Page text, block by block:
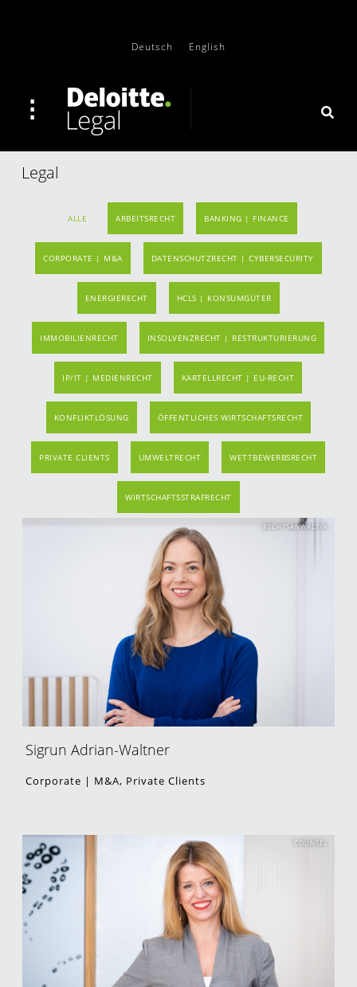
Deutsch English
Legal
ALLE ARBEITSRECHT BANKING | FINANCE
CORPORATE | M&A DATENSCHUTZRECHT | CYBERSECURITY
ENERGIERECHT HCLS | KONSUMGÜTER
IMMOBILIENRECHT INSOLVENZRECHT | RESTRUKTURIERUNG
IP/IT | MEDIENRECHT KARTELLRECHT | EU-RECHT
KONFLIKTLÖSUNG ÖFFENTLICHES WIRTSCHAFTSRECHT
PRIVATE CLIENTS UMWELTRECHT WETTBEWERBSRECHT
WIRTSCHAFTSSTRAFRECHT
RECHTSANWÄLTIN
Sigrun Adrian-Waltner
Corporate | M&A, Private Clients
COUNSEL